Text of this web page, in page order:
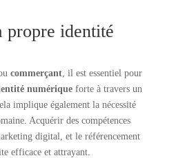
propre identité
commerçant, il est essentiel pour
numériqueforte à travers un
implique également la nécessité
Acquérir des compétences
digital, et le référencement
efficace et attrayant.